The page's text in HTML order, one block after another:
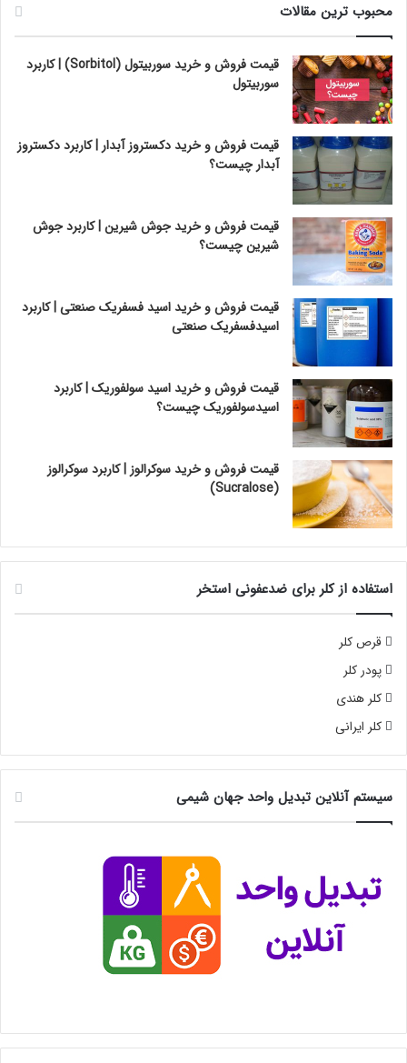
محبوب ترین مقالات
قیمت فروش و خرید سوربیتول (Sorbitol) | کاربرد
سوربیتول
قیمت فروش و خرید دکستروز آبدار | کاربرد دکستروز
آبدار چیست؟
قیمت فروش و خرید جوش شیرین | کاربرد جوش
شیرین چیست؟
قیمت فروش و خرید اسید فسفریک صنعتی | کاربرد
اسیدفسفریک صنعتی
قیمت فروش و خرید اسید سولفوریک | کاربرد
اسیدسولفوریک چیست؟
قیمت فروش و خرید سوکرالوز | کاربرد سوکرالوز
(Sucralose)
استفاده از کلر برای ضدعفونی استخر
قرص کلر
پودر کلر
کلر هندی
کلر ایرانی
سیستم آنلاین تبدیل واحد جهان شیمی